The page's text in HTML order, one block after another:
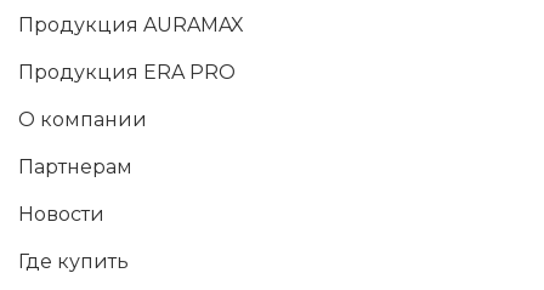
Продукция AURAMAX
Продукция ERA PRO
О компании
Партнерам
Новости
Где купить